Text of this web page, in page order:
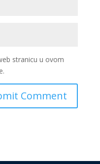
stranicu u ovom